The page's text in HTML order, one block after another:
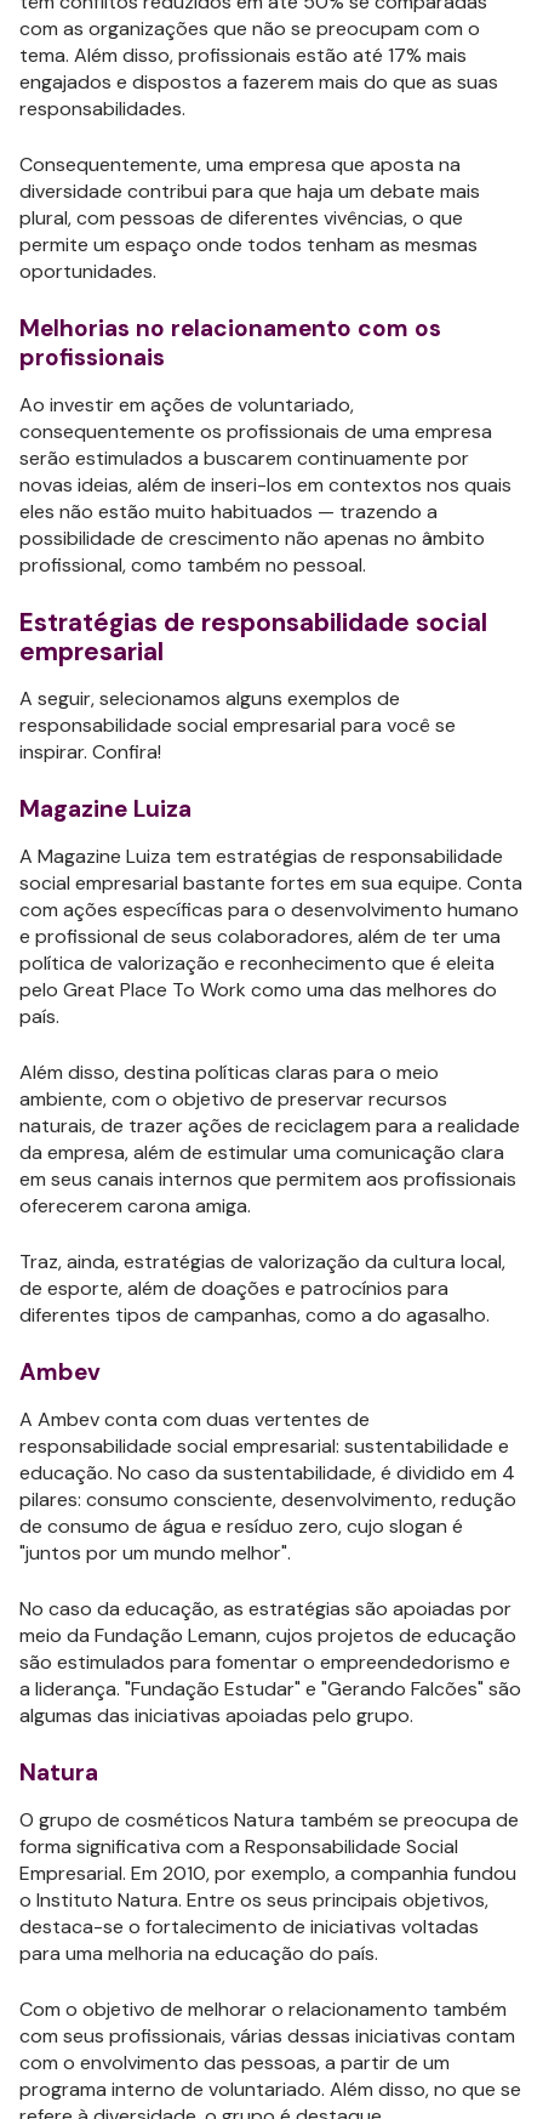
com as organizações que não se preocupam com o
tema. Além disso, profissionais estão até 17% mais
engajados e dispostos a fazerem mais do que as suas
responsabilidades.
Consequentemente, uma empresa que aposta na
diversidade contribui para que haja um debate mais
plural, com pessoas de diferentes vivências, o que
permite um espaço onde todos tenham as mesmas
oportunidades.
Melhorias no relacionamento com os
profissionais
Ao investir em ações de voluntariado,
consequentemente os profissionais de uma empresa
serão estimulados a buscarem continuamente por
novas ideias, além de inseri-los em contextos nos quais
eles não estão muito habituados — trazendo a
possibilidade de crescimento não apenas no âmbito
profissional, como também no pessoal.
Estratégias de responsabilidade social
empresarial
A seguir, selecionamos alguns exemplos de
responsabilidade social empresarial para você se
inspirar. Confira!
Magazine Luiza
A Magazine Luiza tem estratégias de responsabilidade
social empresarial bastante fortes em sua equipe. Conta
com ações específicas para o desenvolvimento humano
e profissional de seus colaboradores, além de ter uma
política de valorização e reconhecimento que é eleita
pelo Great Place To Work como uma das melhores do
país.
Além disso, destina políticas claras para o meio
ambiente, com o objetivo de preservar recursos
naturais, de trazer ações de reciclagem para a realidade
da empresa, além de estimular uma comunicação clara
em seus canais internos que permitem aos profissionais
oferecerem carona amiga.
Traz, ainda, estratégias de valorização da cultura local,
de esporte, além de doações e patrocínios para
diferentes tipos de campanhas, como a do agasalho.
Ambev
A Ambev conta com duas vertentes de
responsabilidade social empresarial: sustentabilidade e
educação. No caso da sustentabilidade, é dividido em 4
pilares: consumo consciente, desenvolvimento, redução
de consumo de água e resíduo zero, cujo slogan é
"juntos por um mundo melhor".
No caso da educação, as estratégias são apoiadas por
meio da Fundação Lemann, cujos projetos de educação
são estimulados para fomentar o empreendedorismo e
a liderança. "Fundação Estudar" e "Gerando Falcões" são
algumas das iniciativas apoiadas pelo grupo.
Natura
O grupo de cosméticos Natura também se preocupa de
forma significativa com a Responsabilidade Social
Empresarial. Em 2010, por exemplo, a companhia fundou
o Instituto Natura. Entre os seus principais objetivos,
destaca-se o fortalecimento de iniciativas voltadas
para uma melhoria na educação do país.
Com o objetivo de melhorar o relacionamento também
com seus profissionais, várias dessas iniciativas contam
com o envolvimento das pessoas, a partir de um
programa interno de voluntariado. Além disso, no que se